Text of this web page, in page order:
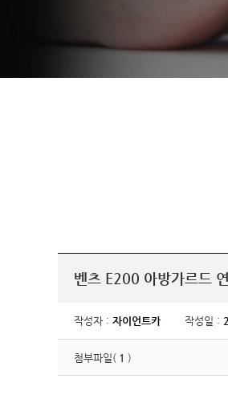
벤츠 E200 아방가르드
작성자 : 자이언트카 작성일 :
첨부파일( 1 )